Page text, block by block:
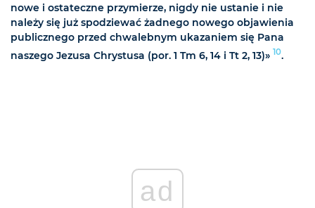
nowe i ostateczne przymierze, nigdy nie ustanie i nie
należy się już spodziewać żadnego nowego objawienia
publicznego przed chwalebnym ukazaniem się Pana
naszego Jezusa Chrystusa (por. 1 Tm 6, 14 i Tt 2, 13)» 10.
ad